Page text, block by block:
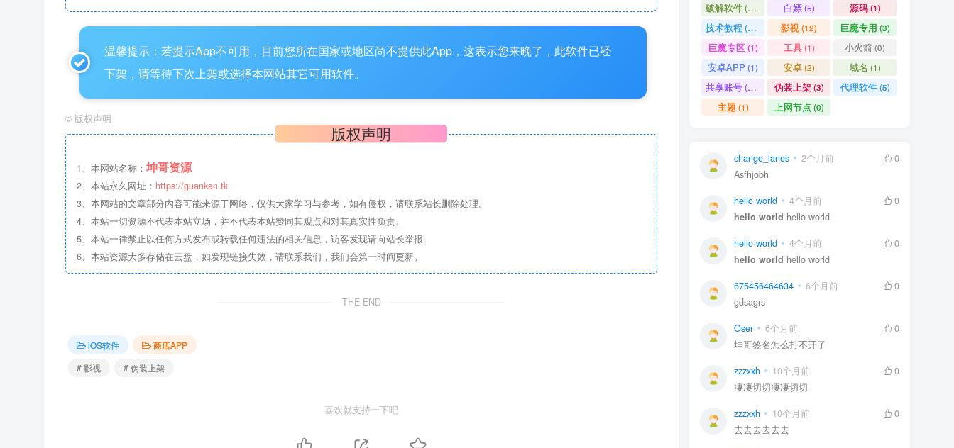
温馨提示：若提示App不可用，目前您所在国家或地区尚不提供此App，这表示您来晚了，此软件已经
下架，请等待下次上架或选择本网站其它可用软件。
© 版权声明
版权声明
1、本网站名称： 坤哥资源
2、本站永久网址： https://guankan.tk
3、本网站的文章部分内容可能来源于网络，仅供大家学习与参考，如有侵权，请联系站长删除处理。
4、本站一切资源不代表本站立场，并不代表本站赞同其观点和对其真实性负责。
5、本站一律禁止以任何方式发布或转载任何违法的相关信息，访客发现请向站长举报
6、本站资源大多存储在云盘，如发现链接失效，请联系我们，我们会第一时间更新。
THE END
iOS软件
商店APP
# 影视
# 伪装上架
喜欢就支持一下吧
破解软件(11) 白嫖(5) 源码(1)
技术教程 (15) 影视(12) 巨魔专用 (3)
巨魔专区(1) 工具(1) 小火箭(0)
安卓APP (1) 安卓(2) 域名 (1)
共享账号(11) 伪装上架(3) 代理软件(5)
主题 (1) 上网节点 (0)
change_lanes 2个月前
0
Asfhjobh
hello world 4个月前
0
hello world hello world
hello world 4个月前
0
hello world hello world
675456464634 6个月前
0
gdsagrs
Oser 6个月前
0
坤哥签名怎么打不开了
zzzxxh 10个月前
0
凄凄切切凄凄切切
zzzxxh 10个月前
0
去去去去去去